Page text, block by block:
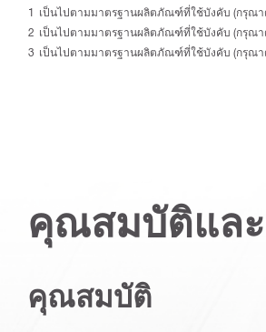
เป็นไปตามมาตรฐานผลิตภัณฑ์ที่ใช้บังคับ (กรุณา
เป็นไปตามมาตรฐานผลิตภัณฑ์ที่ใช้บังคับ (กรุณา
เป็นไปตามมาตรฐานผลิตภัณฑ์ที่ใช้บังคับ (กรุณา
คุณสมบัติและ
คุณสมบัติ